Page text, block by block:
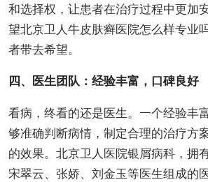
和选择权，让患者在治疗过程中更加
望北京卫人牛皮肤癣医院怎么样专业
者带去希望。
四、医生团队：经验丰富，口碑良好
看病，终看的还是医生。一个经验丰
够准确判断病情，制定合理的治疗方
的效果。北京卫人医院银屑病科，拥
宋翠云、张娇、刘金玉等医生组成的